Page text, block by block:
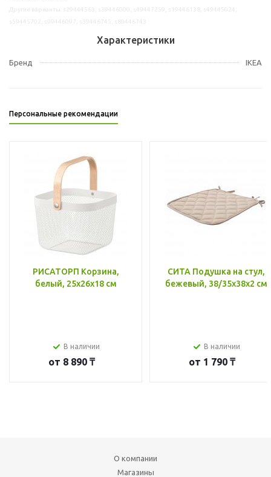
Характеристики
Бренд IKEA
Персональные рекомендации
РИСАТОРП Корзина,
белый, 25x26x18 см
В наличии
от 8 890 ₸
СИТА Подушка на стул,
бежевый, 38/35x38x2 см
В наличии
от 1 790 ₸
О компании
Магазины